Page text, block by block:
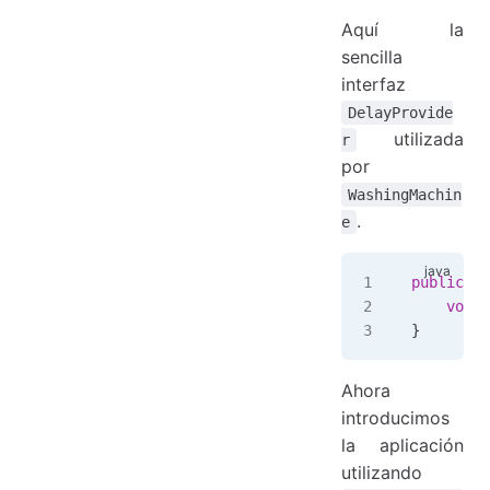
Aquí la
sencilla
interfaz
DelayProvide
r
utilizada
por
WashingMachin
e .
public
    void
}
Ahora
introducimos
la aplicación
utilizando